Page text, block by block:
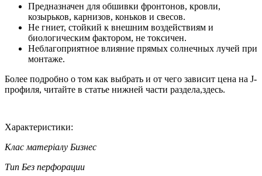
Предназначен для обшивки фронтонов, кровли,
козырьков, карнизов, коньков и свесов.
Не гниет, стойкий к внешним воздействиям и
биологическим фактором, не токсичен.
Неблагоприятное влияние прямых солнечных лучей при
монтаже.
Более подробно о том как выбрать и от чего зависит цена на J-
профиля, читайте в статье нижней части раздела,здесь.
Характеристики:
Клас матеріалу Бизнес
Тип Без перфорации